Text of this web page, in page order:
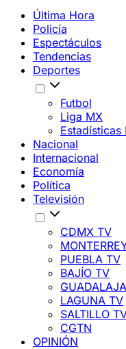
Última Hora
Policía
Espectáculos
Tendencias
Deportes
Futbol
Liga MX
Estadísticas
Nacional
Internacional
Economía
Política
Televisión
CDMX TV
PUEBLA TV
BAJÍO TV
LAGUNA TV
SALTILLO
CGTN
OPINIÓN